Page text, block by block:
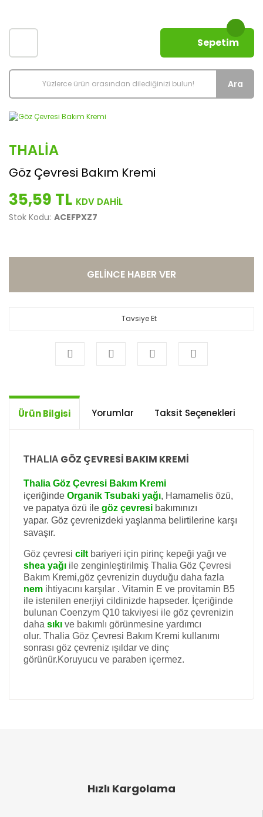
Ara
Sepetim
THALIA
Göz Çevresi Bakım Kremi
35,59 TL
Stok Kodu: ACEFPXZ7
GELİNCE HABER VER
Tavsiye Et
Ürün Bilgisi Yorumlar Taksit Seçenekleri
THALIA GÖZ ÇEVRESİ BAKIM KREMİ
Thalia Göz Çevresi Bakım Kremi
içeriğinde Organik Tsubaki yağı, Hamamelis özü,
ve papatya özü ile göz çevresi bakımınızı
yapar. Göz çevrenizdeki yaşlanma belirtilerine karşı
savaşır.
Göz çevresi cilt bariyeri için pirinç kepeği yağı ve
shea yağı ile zenginleştirilmiş Thalia Göz Çevresi
Bakım Kremi,göz çevrenizin duyduğu daha fazla
nem ihtiyacını karşılar . Vitamin E ve provitamin B5
ile istenilen enerjiyi cildinizde hapseder. İçeriğinde
bulunan Coenzym Q10 takviyesi ile göz çevrenizin
daha sıkı ve bakımlı görünmesine yardımcı
olur. Thalia Göz Çevresi Bakım Kremi kullanımı
sonrası göz çevreniz ışıldar ve dinç
görünür.Koruyucu ve paraben içermez.
Bu ürünün fiyat bilgisi, resim, ürün açıklamalarında
Ürün bilgilerinde hatalar bulunuyor.
Hızlı Kargolama